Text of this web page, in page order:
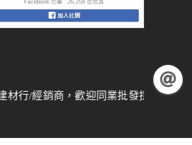
商，歡迎同業批發採購，量大另有折扣